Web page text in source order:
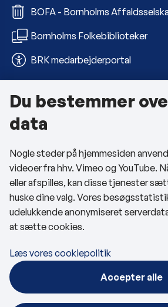
BOFA - Bornholms
Bornholms Folkebiblioteker
BRK medarbejderportal
Om kommunen
Kontakt os
Telefon- og åbningstider
Tilgængelighedserklæring
Privatlivspolitik
Cookies
Følg os
BRK på Facebook
Du bestemmer
data
Nogle steder på hjemmesiden
videoer fra hhv. Vimeo og YouTube.
eller afspilles, kan disse tjenester
huske dine valg. Vores
udelukkende anonymiseret
at sætte cookies.
Læs vores cookiepolitik
Accepter alle